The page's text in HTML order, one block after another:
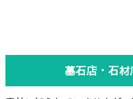
墓石店・石